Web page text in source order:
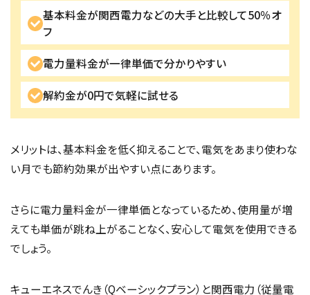
基本料金が関西電力などの大手と比較して50％オ
フ
電力量料金が一律単価で分かりやすい
解約金が0円で気軽に試せる
メリットは、基本料金を低く抑えることで、電気をあまり使わな
い月でも節約効果が出やすい点にあります。
さらに電力量料金が一律単価となっているため、使用量が増
えても単価が跳ね上がることなく、安心して電気を使用できる
でしょう。
キューエネスでんき（Qベーシックプラン）と関西電力（従量電